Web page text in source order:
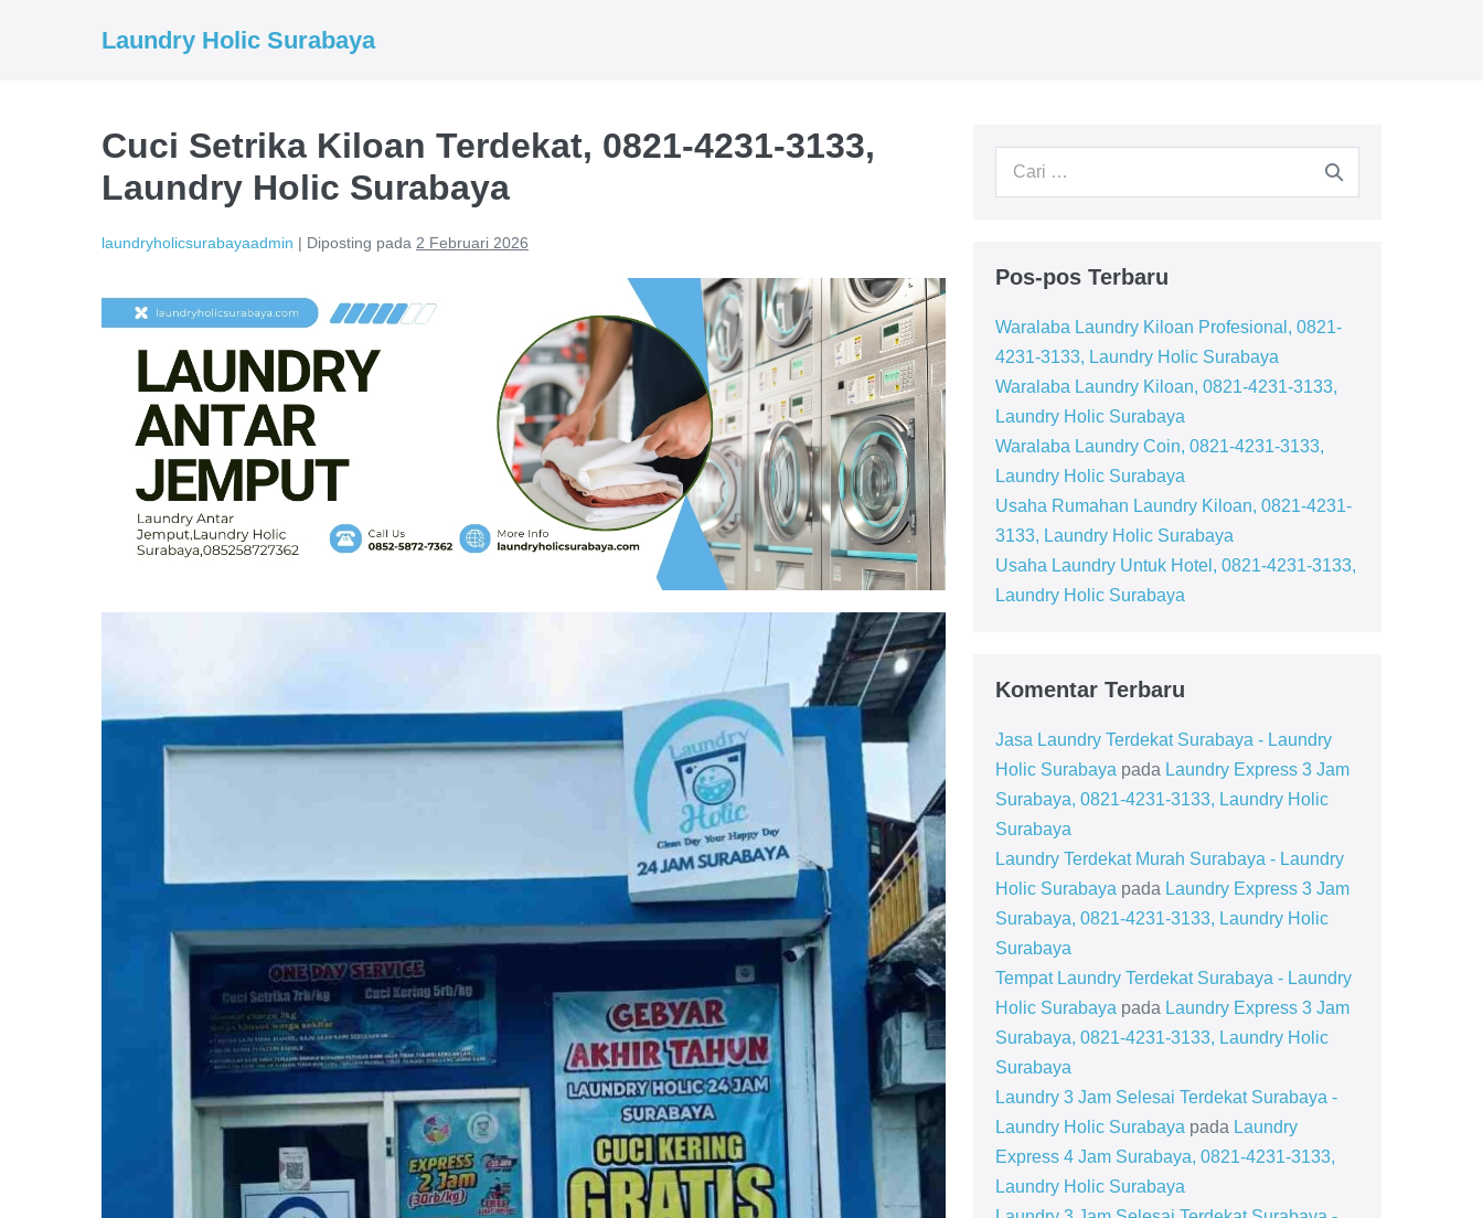
Laundry Holic Surabaya
Cuci Setrika Kiloan Terdekat, 0821-4231-3133,
Laundry Holic Surabaya
laundryholicsurabayaadmin | Diposting pada 2 Februari 2026
Pencarian
Pos-pos Terbaru
Waralaba Laundry Kiloan Profesional, 0821-
4231-3133, Laundry Holic Surabaya
Waralaba Laundry Kiloan, 0821-4231-3133,
Laundry Holic Surabaya
Waralaba Laundry Coin, 0821-4231-3133,
Laundry Holic Surabaya
Usaha Rumahan Laundry Kiloan, 0821-4231-
3133, Laundry Holic Surabaya
Usaha Laundry Untuk Hotel, 0821-4231-3133,
Laundry Holic Surabaya
Komentar Terbaru
Jasa Laundry Terdekat Surabaya - Laundry
Holic Surabaya pada Laundry Express 3 Jam
Surabaya, 0821-4231-3133, Laundry Holic
Surabaya
Laundry Terdekat Murah Surabaya - Laundry
Holic Surabaya pada Laundry Express 3 Jam
Surabaya, 0821-4231-3133, Laundry Holic
Surabaya
Tempat Laundry Terdekat Surabaya - Laundry
Holic Surabaya pada Laundry Express 3 Jam
Surabaya, 0821-4231-3133, Laundry Holic
Surabaya
Laundry 3 Jam Selesai Terdekat Surabaya -
Laundry Holic Surabaya pada Laundry
Express 4 Jam Surabaya, 0821-4231-3133,
Laundry Holic Surabaya